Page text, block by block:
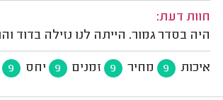
חוות דעת:
היה בסדר גמור. הייתה לנו נזילה בדוד
איכות 9 מחיר 9 זמנים 9 יחס 9